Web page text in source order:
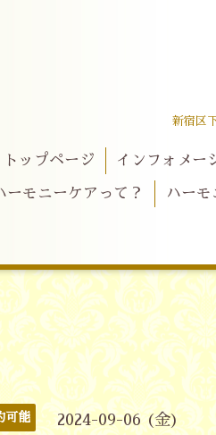
新宿区
トップページ インフォメー
ーモニーケアって？ ハーモ
可能 2024-09-06 (金)